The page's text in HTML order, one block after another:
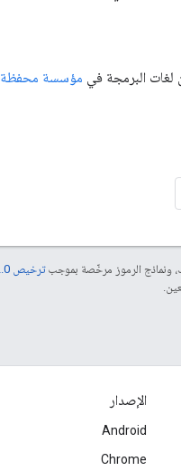
البرمجة في مؤسسة محفظة Google في Github
ونماذج الرموز مرخّصة بموجبترخيص Apache 2.0‏
الإصدار
Android
Chrome